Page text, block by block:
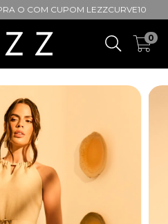
O COM CUPOM LEZZCURVE10
0